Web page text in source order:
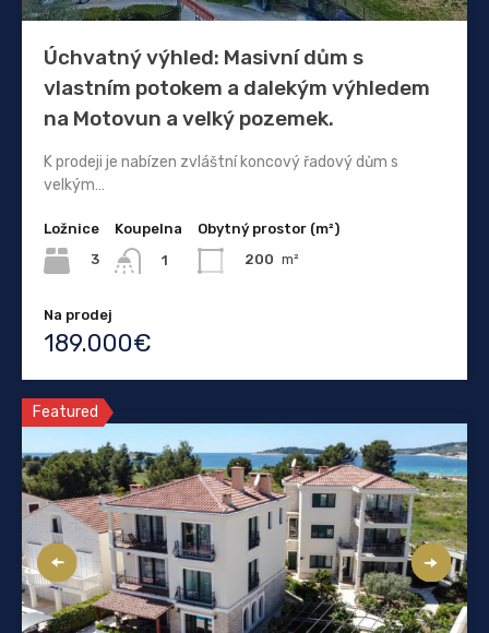
Úchvatný výhled: Masivní dům s
vlastním potokem a dalekým výhledem
na Motovun a velký pozemek.
K prodeji je nabízen zvláštní koncový řadový dům s
velkým…
Ložnice
3
Koupelna
1
Obytný prostor (m²)
200 m²
Na prodej
189.000€
Featured